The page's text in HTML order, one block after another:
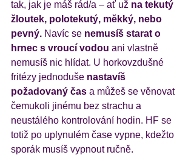
tak, jak je máš rád/a – ať už na tekutý
žloutek, polotekutý, měkký, nebo
pevný. Navíc se nemusíš starat o
hrnec s vroucí vodou ani vlastně
nemusíš nic hlídat. U horkovzdušné
fritézy jednoduše nastavíš
požadovaný čas a můžeš se věnovat
čemukoli jinému bez strachu a
neustálého kontrolování hodin. HF se
totiž po uplynulém čase vypne, kdežto
sporák musíš vypnout ručně.